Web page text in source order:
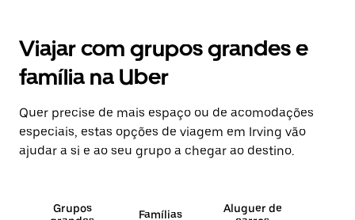
Viajar com grupos grandes e
família na Uber
Quer precise de mais espaço ou de acomodações
especiais, estas opções de viagem em Irving vão
ajudar a si e ao seu grupo a chegar ao destino.
Grupos
Famílias
Aluguer de